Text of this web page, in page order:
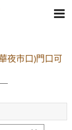
夜市口)門口可
中山路1段139
號約10分鐘
愛的客戶加入